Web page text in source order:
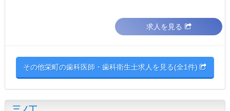
求人を見る
その他栄町の歯科医師・歯科衛生士求人を見る(全1件)
三ノ丁